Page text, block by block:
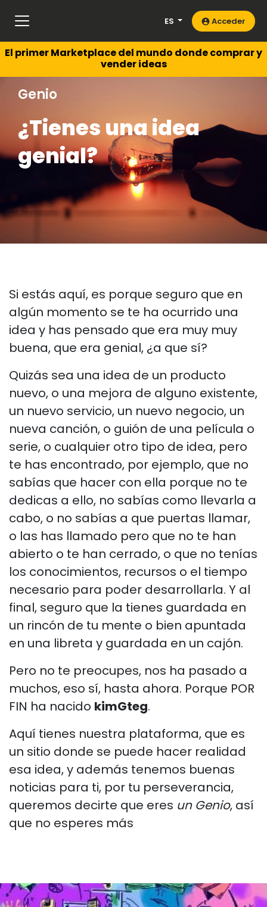
ES Acceder
El primer Marketplace del mundo donde comprar y
vender ideas
Genio
¿Tienes una idea
genial?
Si estás aquí, es porque seguro que en
algún momento se te ha ocurrido una
idea y has pensado que era muy muy
buena, que era genial, ¿a que sí?
Quizás sea una idea de un producto
nuevo, o una mejora de alguno existente,
un nuevo servicio, un nuevo negocio, un
nueva canción, o guión de una película o
serie, o cualquier otro tipo de idea, pero
te has encontrado, por ejemplo, que no
sabías que hacer con ella porque no te
dedicas a ello, no sabías como llevarla a
cabo, o no sabías a que puertas llamar,
o las has llamado pero que no te han
abierto o te han cerrado, o que no tenías
los conocimientos, recursos o el tiempo
necesario para poder desarrollarla. Y al
final, seguro que la tienes guardada en
un rincón de tu mente o bien apuntada
en una libreta y guardada en un cajón.
Pero no te preocupes, nos ha pasado a
muchos, eso sí, hasta ahora. Porque POR
FIN ha nacido kimGteg.
Aquí tienes nuestra plataforma, que es
un sitio donde se puede hacer realidad
esa idea, y además tenemos buenas
noticias para ti, por tu perseverancia,
queremos decirte que eres un Genio, así
que no esperes más